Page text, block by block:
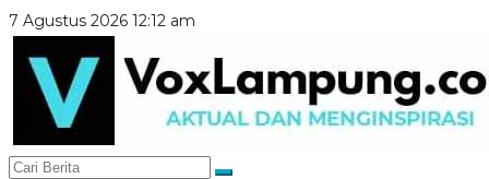
Lewati
ke
konten
7 Agustus 2026 12:12 am